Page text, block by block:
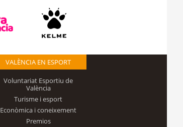
VALÈNCIA EN ESPORT
Voluntariat Esportiu de
València
Turisme i esport
Econòmica i coneixement
Premios